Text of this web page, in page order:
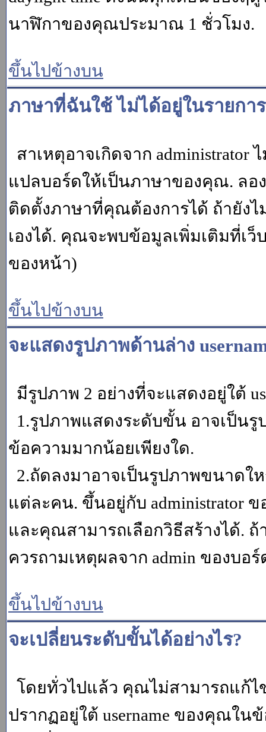
นาฬิกาของคุณประมาณ 1 ชั่วโมง.
ขึ้นไปข้างบน
ภาษาที่ฉันใช้ ไม่ได้อยู่ในรายกา
สาเหตุอาจเกิดจาก
แปลบอร์ดให้เป็นภาษาของคุณ. ลอง
ติดตั้งภาษาที่คุณต้องการได้ ถ้ายัง
เองได้. คุณจะพบข้อมูลเพิ่มเติมที่เว็
ของหน้า)
ขึ้นไปข้างบน
จะแสดงรูปภาพด้านล่าง
มีรูปภาพ 2 อย่างที่จะแสดงอยู่ใต้
1.รูปภาพแสดงระดับขั้น อาจเป็น
ข้อความมากน้อยเพียงใด.
2.ถัดลงมาอาจเป็นรูปภาพขนาดใ
แต่ละคน. ขึ้นอยู่กับ administrator
และคุณสามารถเลือกวิธีสร้างได้.
ควรถามเหตุผลจาก admin ของบอ
ขึ้นไปข้างบน
จะเปลี่ยนระดับขั้นได้อย่างไร?
โดยทั่วไปแล้ว คุณไม่สามารถแก้
ปรากฏอยู่ใต้ username ของคุณใ